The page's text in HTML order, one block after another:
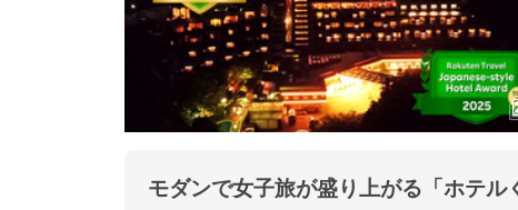
モダンで女子旅が盛り上がる「ホテル